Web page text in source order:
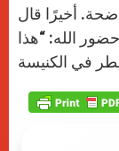
أخيرًا قال
الله: “هذا